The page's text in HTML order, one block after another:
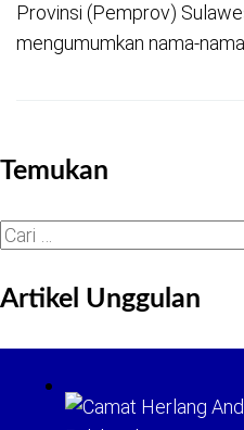
Provinsi (Pemprov)
mengumumkan nama-
Temukan
Cari
Artikel Unggulan